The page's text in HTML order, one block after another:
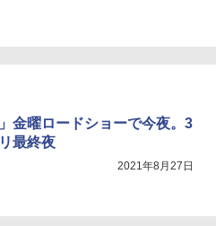
金曜ロードショーで今夜。3
最終夜
2021年8月27日